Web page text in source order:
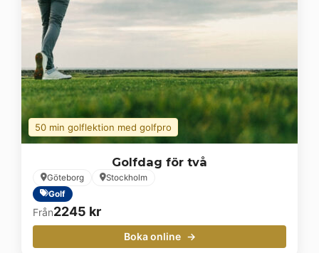
50 min golflektion med golfpro
Golfdag för två
Göteborg
Stockholm
Golf
Från2245 kr
Boka online